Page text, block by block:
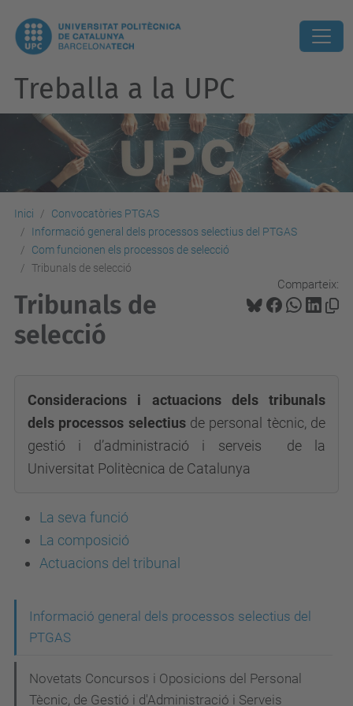
Treballa a la UPC
Inici
Convocatòries PTGAS
Informació general dels processos selectius del PTGAS
Com funcionen els processos de selecció
Tribunals de selecció
Comparteix:
Tribunals de
selecció
Consideracions i actuacions dels tribunals
dels processos selectius de personal tècnic, de
gestió i d’administració i serveis de la
Universitat Politècnica de Catalunya
La seva funció
La composició
Actuacions del tribunal
Informació general dels processos selectius del
PTGAS
Novetats Concursos i Oposicions del Personal
Tècnic, de Gestió i d'Administració i Serveis